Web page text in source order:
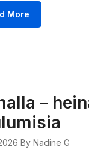
More
–
By Nadine G